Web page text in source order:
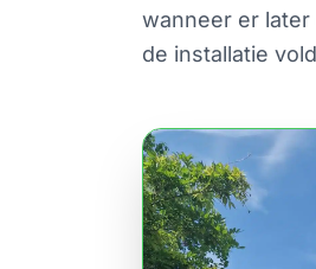
wanneer er
de installatie